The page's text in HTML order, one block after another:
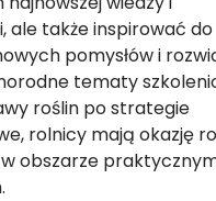
ale także inspirować do
pomysłów i
tematy
roślin po strategie
rolnicy mają okazję
obszarze